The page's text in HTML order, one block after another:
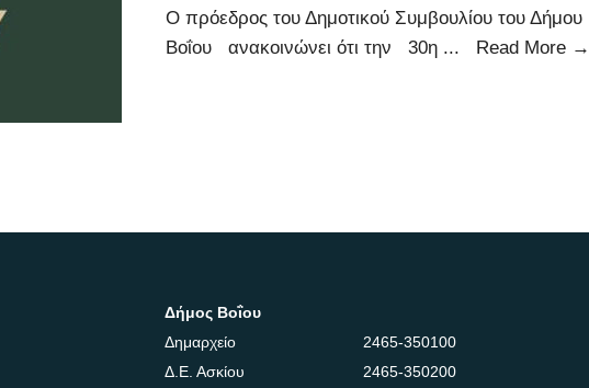
Ο πρόεδρος του Δημοτικού Συμβουλίου του Δήμου
Βοΐου ανακοινώνει ότι την 30η ... Read More →
Δήμος Βοΐου
Δημαρχείο
2465-350100
Δ.Ε. Ασκίου
2465-350200